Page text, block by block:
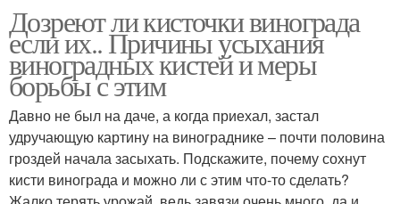
Дозреют ли кисточки винограда
если их.. Причины усыхания
виноградных кистей и меры
борьбы с этим
Давно не был на даче, а когда приехал, застал
удручающую картину на винограднике – почти половина
гроздей начала засыхать. Подскажите, почему сохнут
кисти винограда и можно ли с этим что-то сделать?